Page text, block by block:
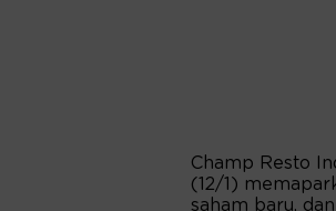
Champ Resto
(12/1)
saham baru,